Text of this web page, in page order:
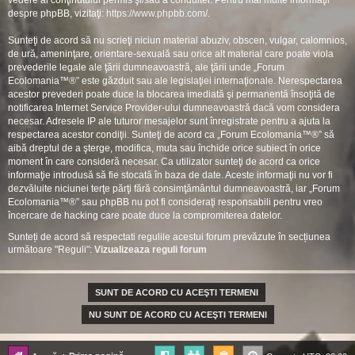
despre phpBB, vizitaţi: https://www.phpbb.com/.
Sunteţi de acord să nu scrieţi niciun material abuziv, obscen, vulgar, calomnios,
de ură, ameninţare, orientare-sexuală sau orice alt material care poate viola
prevederile legale ale ţării dumneavoastră, ale ţării unde „Forum
Ecolomania™®” este găzduit sau ale legislaţiei internaţionale. Nerespectarea
acestor prevederi poate duce la blocarea imediată şi permanentă însoţită de
notificarea Internet Service Provider-ului dumneavoastră dacă vom considera
necesar. Adresele IP ale tuturor mesajelor sunt înregistrate pentru a ajuta la
respectarea acestor condiţii. Sunteţi de acord ca „Forum Ecolomania™®” să
aibă dreptul de a şterge, modifica, muta sau închide orice subiect în orice
moment în care consideră necesar. Ca utilizator sunteţi de acord ca orice
informaţie introdusă să fie stocată în baza de date. Aceste informaţii nu vor fi
dezvăluite niciunei terţe părţi fără consimţământul dumneavoastră, iar „Forum
Ecolomania™®” sau phpBB nu pot fi consideraţi responsabili pentru vreo
încercare de hacking care poate duce la compromiterea datelor.
Sunteți de acord să respectati regulile acestui forum prevăzute în secțiunea
următoare "Reguli": Vizualizeaza reguli forum